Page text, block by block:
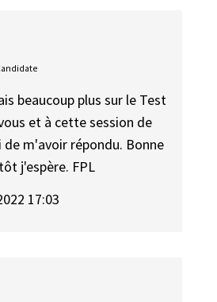
beaucoup plus sur le Test
et à cette session de
de m'avoir répondu. Bonne
j'espère. FPL
17:03